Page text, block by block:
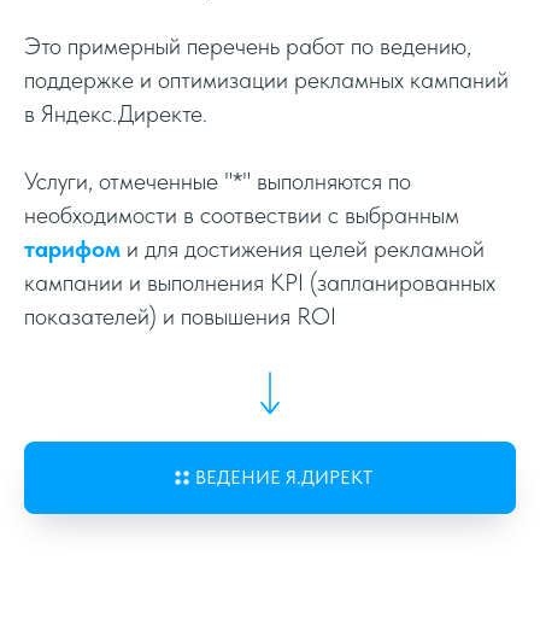
Это примерный перечень работ по ведению,
поддержке и оптимизации рекламных кампаний
в Яндекс.Директе.
Услуги, отмеченные "*" выполняются по
необходимости в соотвествии с выбранным
тарифом и для достижения целей рекламной
кампании и выполнения KPI (запланированных
показателей) и повышения ROI
ВЕДЕНИЕ Я.ДИРЕКТ